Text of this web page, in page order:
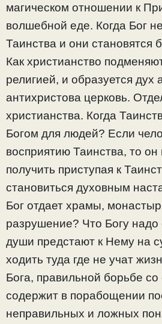
магическом отношении к
волшебной еде. Когда Бог
Таинства и они становятся
Как христианство
религией, и образуется дух
антихристова церковь.
христианства. Когда
Богом для людей? Если
восприятию Таинства, то он
получить приступая к
становиться духовным
Бог отдает храмы,
разрушение? Что Богу надо
души предстают к Нему на
ходить туда где не учат
Бога, правильной борьбе со
содержит в порабощении
неправильных и ложных